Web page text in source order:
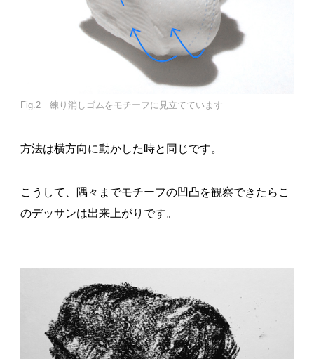
Fig.2 練り消しゴムをモチーフに見立てています
方法は横方向に動かした時と同じです。
こうして、隅々までモチーフの凹凸を観察できたらこ
のデッサンは出来上がりです。